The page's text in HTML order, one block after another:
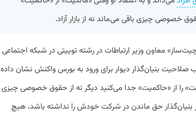
خصوصی چیزی باقی می‌ماند نه از بازار آزاد.
معاون وزیر ارتباطات در رشته توییتی در شبکه اجتماعی
بنیان‌گذار دیوار برای ورود به بورس واکنش نشان داده
را از «حاکمیت» جدا می‌کنید دیگر نه از حقوق خصوصی چیزی
اگر بنیان‌گذار حق ماندن در شرکت خودش را نداشته باشد، هیچ